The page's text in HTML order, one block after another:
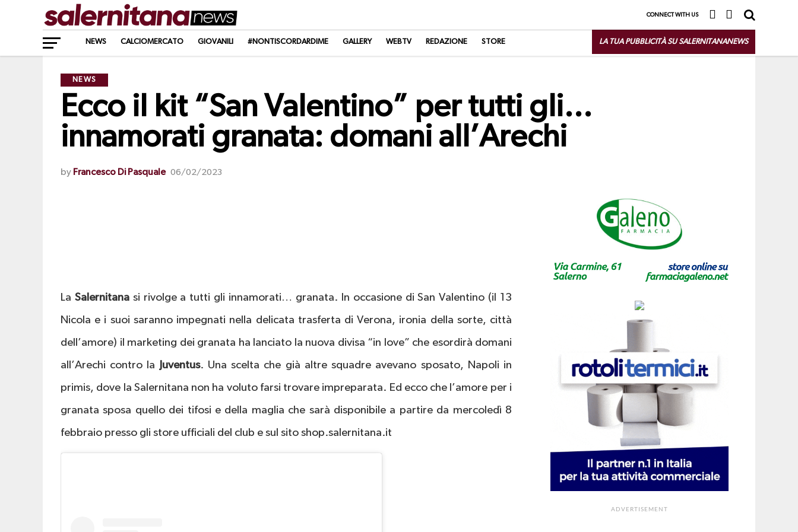
CONNECT WITH US
NEWS CALCIOMERCATO GIOVANILI #NONTISCORDARDIME GALLERY WEBTV REDAZIONE STORE LA TUA PUBBLICITÀ SU SALERNITANANEWS
NEWS
Ecco il kit “San Valentino” per tutti gli…
innamorati granata: domani all’Arechi
by Francesco Di Pasquale 06/02/2023
La Salernitanasi rivolge a tutti gli innamorati… granata. In occasione di San Valentino (il 13
Nicola e i suoi saranno impegnati nella delicata trasferta di Verona, ironia della sorte, città
dell’amore) il marketing dei granata ha lanciato la nuova divisa “in love” che esordirà domani
all’Arechi contro la
Juventus. Una scelta che già altre squadre avevano sposato, Napoli in
primis, dove la Salernitana non ha voluto farsi trovare impreparata. Ed ecco che l’amore per i
granata sposa quello dei tifosi e della maglia che sarà disponibile a partire da mercoledì 8
febbraio presso gli store ufficiali del club e sul sito shop.salernitana.it
ADVERTISEMENT